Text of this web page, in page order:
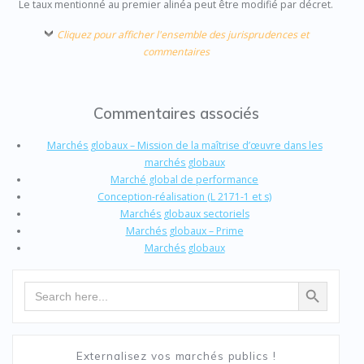
Le taux mentionné au premier alinéa peut être modifié par décret.
Cliquez pour afficher l'ensemble des jurisprudences et
commentaires
Commentaires associés
Marchés globaux – Mission de la maîtrise d’œuvre dans les
marchés globaux
Marché global de performance
Conception-réalisation (L 2171-1 et s)
Marchés globaux sectoriels
Marchés globaux – Prime
Marchés globaux
Search Search Button
Externalisez vos marchés publics !